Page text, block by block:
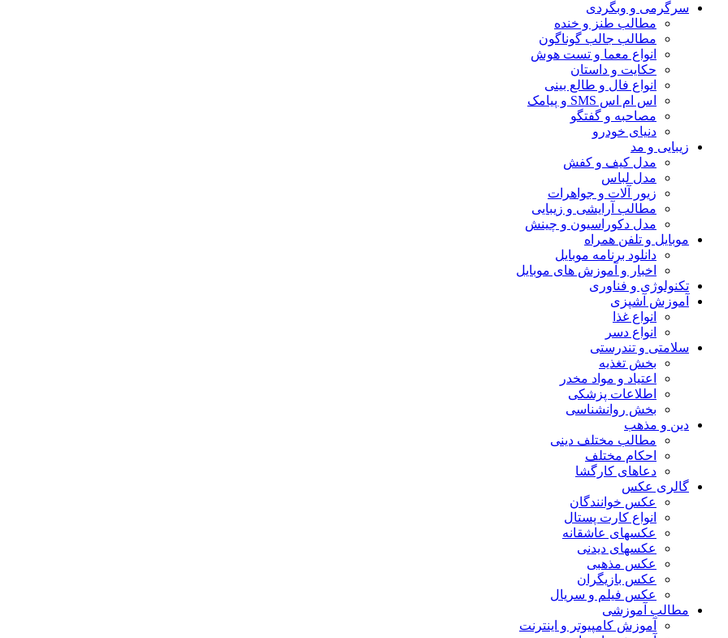
سرگرمی و وبگردی
مطالب طنز و خنده
مطالب جالب گوناگون
انواع معما و تست هوش
حکایت و داستان
انواع فال و طالع بینی
اس ام اس SMS و پیامک
مصاحبه و گفتگو
دنیای خودرو
زیبایی و مد
مدل کیف و کفش
مدل لباس
زیور آلات و جواهرات
مطالب آرایشی و زیبایی
مدل دکوراسیون و چینش
موبایل و تلفن همراه
دانلود برنامه موبایل
اخبار و آموزش های موبایل
تکنولوژی و فناوری
آموزش آشپزی
انواع غذا
انواع دسر
سلامتی و تندرستی
بخش تغذیه
اعتیاد و مواد مخدر
اطلاعات پزشکی
بخش روانشناسی
دین و مذهب
مطالب مختلف دینی
احکام مختلف
دعاهای کارگشا
گالری عکس
عکس خوانندگان
انواع کارت پستال
عکسهای عاشقانه
عکسهای دیدنی
عکس مذهبی
عکس بازیگران
عکس فیلم و سریال
مطالب آموزشی
آموزش کامپیوتر و اینترنت